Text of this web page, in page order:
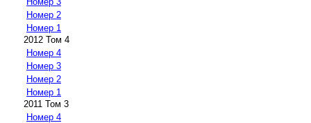
Номер 2
Номер 1
2012 Том 4
Номер 4
Номер 3
Номер 2
Номер 1
2011 Том 3
Номер 4